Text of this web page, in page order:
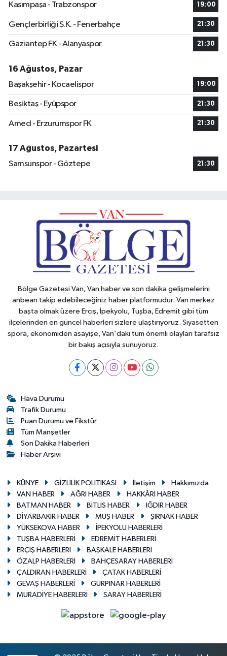
Kasımpaşa - Trabzonspor 19:00
Gençlerbirliği S.K. - Fenerbahçe 21:30
Gaziantep FK - Alanyaspor 21:30
16 Ağustos, Pazar
Başakşehir - Kocaelispor
19:00
Beşiktaş - Eyüpspor 21:30
Amed - Erzurumspor FK 21:30
17 Ağustos, Pazartesi
Samsunspor - Göztepe
21:30
Bölge Gazetesi Van, Van haber ve son dakika gelişmelerini
anbean takip edebileceğiniz haber platformudur. Van merkez
başta olmak üzere Erciş, İpekyolu, Tuşba, Edremit gibi tüm
ilçelerinden en güncel haberleri sizlere ulaştırıyoruz. Siyasetten
spora, ekonomiden asayişe, Van'daki tüm önemli olayları tarafsız
bir bakış açısıyla sunuyoruz.
Hava Durumu
Trafik Durumu
Puan Durumu ve Fikstür
Tüm Manşetler
Son Dakika Haberleri
Haber Arşivi
KÜNYE GİZLİLİK POLİTİKASI İletişim
Hakkımızda
VAN HABER
AĞRI HABER
HAKKÂRİ HABER
BATMAN HABER
BİTLİS HABER
IĞDIR HABER
DİYARBAKIR HABER
MUŞ HABER
ŞIRNAK HABER
YÜKSEKOVA HABER
İPEKYOLU HABERLERİ
TUŞBA HABERLERİ
EDREMİT HABERLERİ
ERÇİŞ HABERLERİ
BAŞKALE HABERLERİ
ÖZALP HABERLERİ
BAHÇESARAY HABERLERİ
ÇALDIRAN HABERLERİ
ÇATAK HABERLERİ
GEVAŞ HABERLERİ
GÜRPINAR HABERLERİ
MURADİYE HABERLERİ
SARAY HABERLERİ